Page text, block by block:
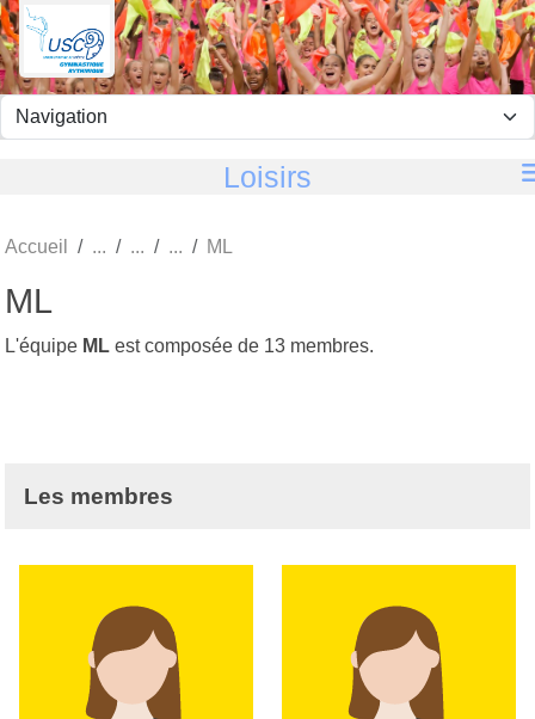
Loisirs
Accueil ML
ML
L'équipe ML est composée de 13 membres.
Les membres
Panneau de gestion des cookies